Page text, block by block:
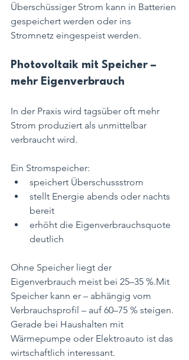
Überschüssiger Strom kann in Batterien
gespeichert werden oder ins
Stromnetz eingespeist werden.
Photovoltaik mit Speicher –
mehr Eigenverbrauch
In der Praxis wird tagsüber oft mehr
Strom produziert als unmittelbar
verbraucht wird.
Ein Stromspeicher:
speichert Überschussstrom
stellt Energie abends oder nachts
bereit
erhöht die Eigenverbrauchsquote
deutlich
Ohne Speicher liegt der
Eigenverbrauch meist bei 25–35 %.Mit
Speicher kann er – abhängig vom
Verbrauchsprofil – auf 60–75 % steigen.
Gerade bei Haushalten mit
Wärmepumpe oder Elektroauto ist das
wirtschaftlich interessant.